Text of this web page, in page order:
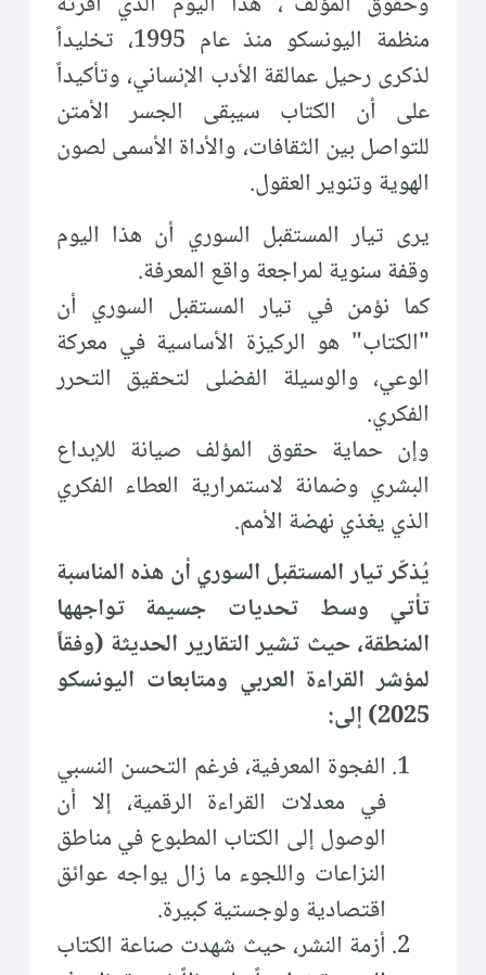
منظمة اليونسكو منذ عام 1995، تخليداً
لذكرى رحيل عمالقة الأدب الإنساني، وتأكيداً
على أن الكتاب سيبقى الجسر الأمتن
للتواصل بين الثقافات، والأداة الأسمى لصون
الهوية وتنوير العقول.
يرى تيار المستقبل السوري أن هذا اليوم
وقفة سنوية لمراجعة واقع المعرفة.
كما نؤمن في تيار المستقبل السوري أن
"الكتاب" هو الركيزة الأساسية في معركة
الوعي، والوسيلة الفضلى لتحقيق التحرر
الفكري.
وإن حماية حقوق المؤلف صيانة للإبداع
البشري وضمانة لاستمرارية العطاء الفكري
الذي يغذي نهضة الأمم.
يُذكّر تيار المستقبل السوري أن هذه المناسبة
تأتي وسط تحديات جسيمة تواجهها
المنطقة، حيث تشير التقارير الحديثة (وفقاً
لمؤشر القراءة العربي ومتابعات اليونسكو
2025) إلى:
الفجوة المعرفية، فرغم التحسن النسبي
في معدلات القراءة الرقمية، إلا أن
الوصول إلى الكتاب المطبوع في مناطق
النزاعات واللجوء ما زال يواجه عوائق
اقتصادية ولوجستية كبيرة.
أزمة النشر، حيث شهدت صناعة الكتاب